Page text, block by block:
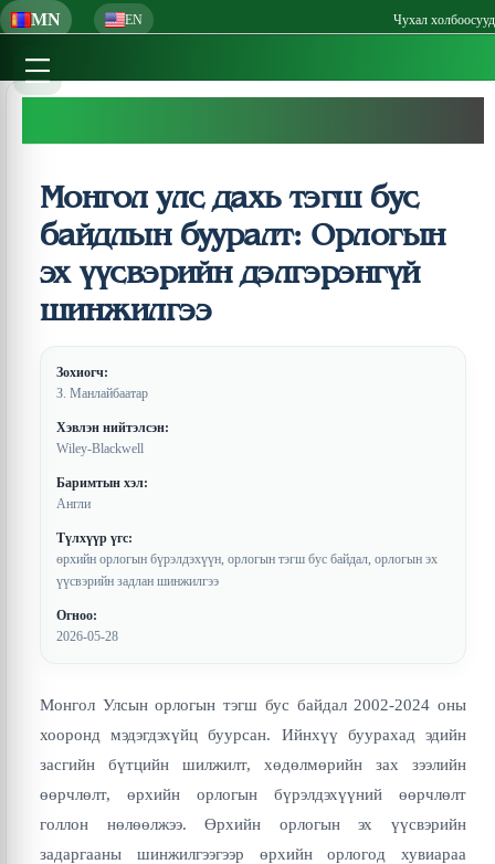
MN EN Чухал холбоосууд
Монгол улс дахь тэгш бус
байдлын бууралт: Орлогын
эх үүсвэрийн дэлгэрэнгүй
шинжилгээ
Зохиогч:
З. Манлайбаатар
Хэвлэн нийтэлсэн:
Wiley-Blackwell
Баримтын хэл:
Англи
Түлхүүр үгс:
өрхийн орлогын бүрэлдэхүүн, орлогын тэгш бус байдал, орлогын эх
үүсвэрийн задлан шинжилгээ
Огноо:
2026-05-28
Монгол Улсын орлогын тэгш бус байдал 2002-2024 оны
хооронд мэдэгдэхүйц буурсан. Ийнхүү буурахад эдийн
засгийн бүтцийн шилжилт, хөдөлмөрийн зах зээлийн
өөрчлөлт, өрхийн орлогын бүрэлдэхүүний өөрчлөлт
голлон нөлөөлжээ. Өрхийн орлогын эх үүсвэрийн
задаргааны шинжилгээгээр өрхийн орлогод хувиараа